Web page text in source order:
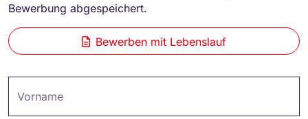
Bewerbung abgespeichert.
Bewerben mit Lebenslauf
Vorname